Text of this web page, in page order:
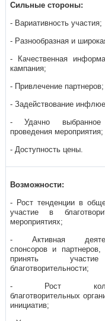
Сильные стороны:
- Вариативность участия;
- Разнообразная и
- Качественная
кампания;
- Привлечение партнеров;
- Задействование
- Удачно
проведения мероприятия;
- Доступность цены.
Возможности:
- Рост тенденции в
участие в
мероприятиях;
- Активная
спонсоров и партнеров,
принять
благотворительности;
- Рост
благотворительных
инициатив;